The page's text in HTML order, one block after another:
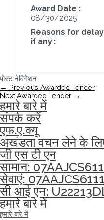
Award Date :
08/30/2025
Reasons for delay
if any :
पोस्ट नेविगेशन
← Previous Awarded Tender
Next Awarded Tender →
हमारे बारे में
संपर्क करें
एफ.ए.क्यू
अखंडता वचन लेने के
जी एस टी एन
सामान:
सेवाएं:
सी आई एन:
हमारे बारे में
हमारे बारे में